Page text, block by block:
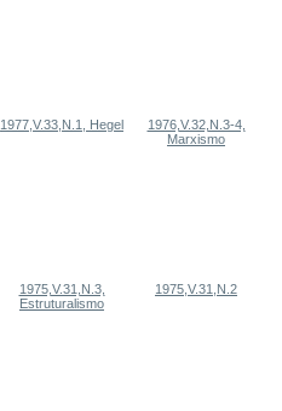
1977,V.33,N.1, Hegel
1976,V.32,N.3-4,
Marxismo
1975,V.31,N.3,
Estruturalismo
1975,V.31,N.2